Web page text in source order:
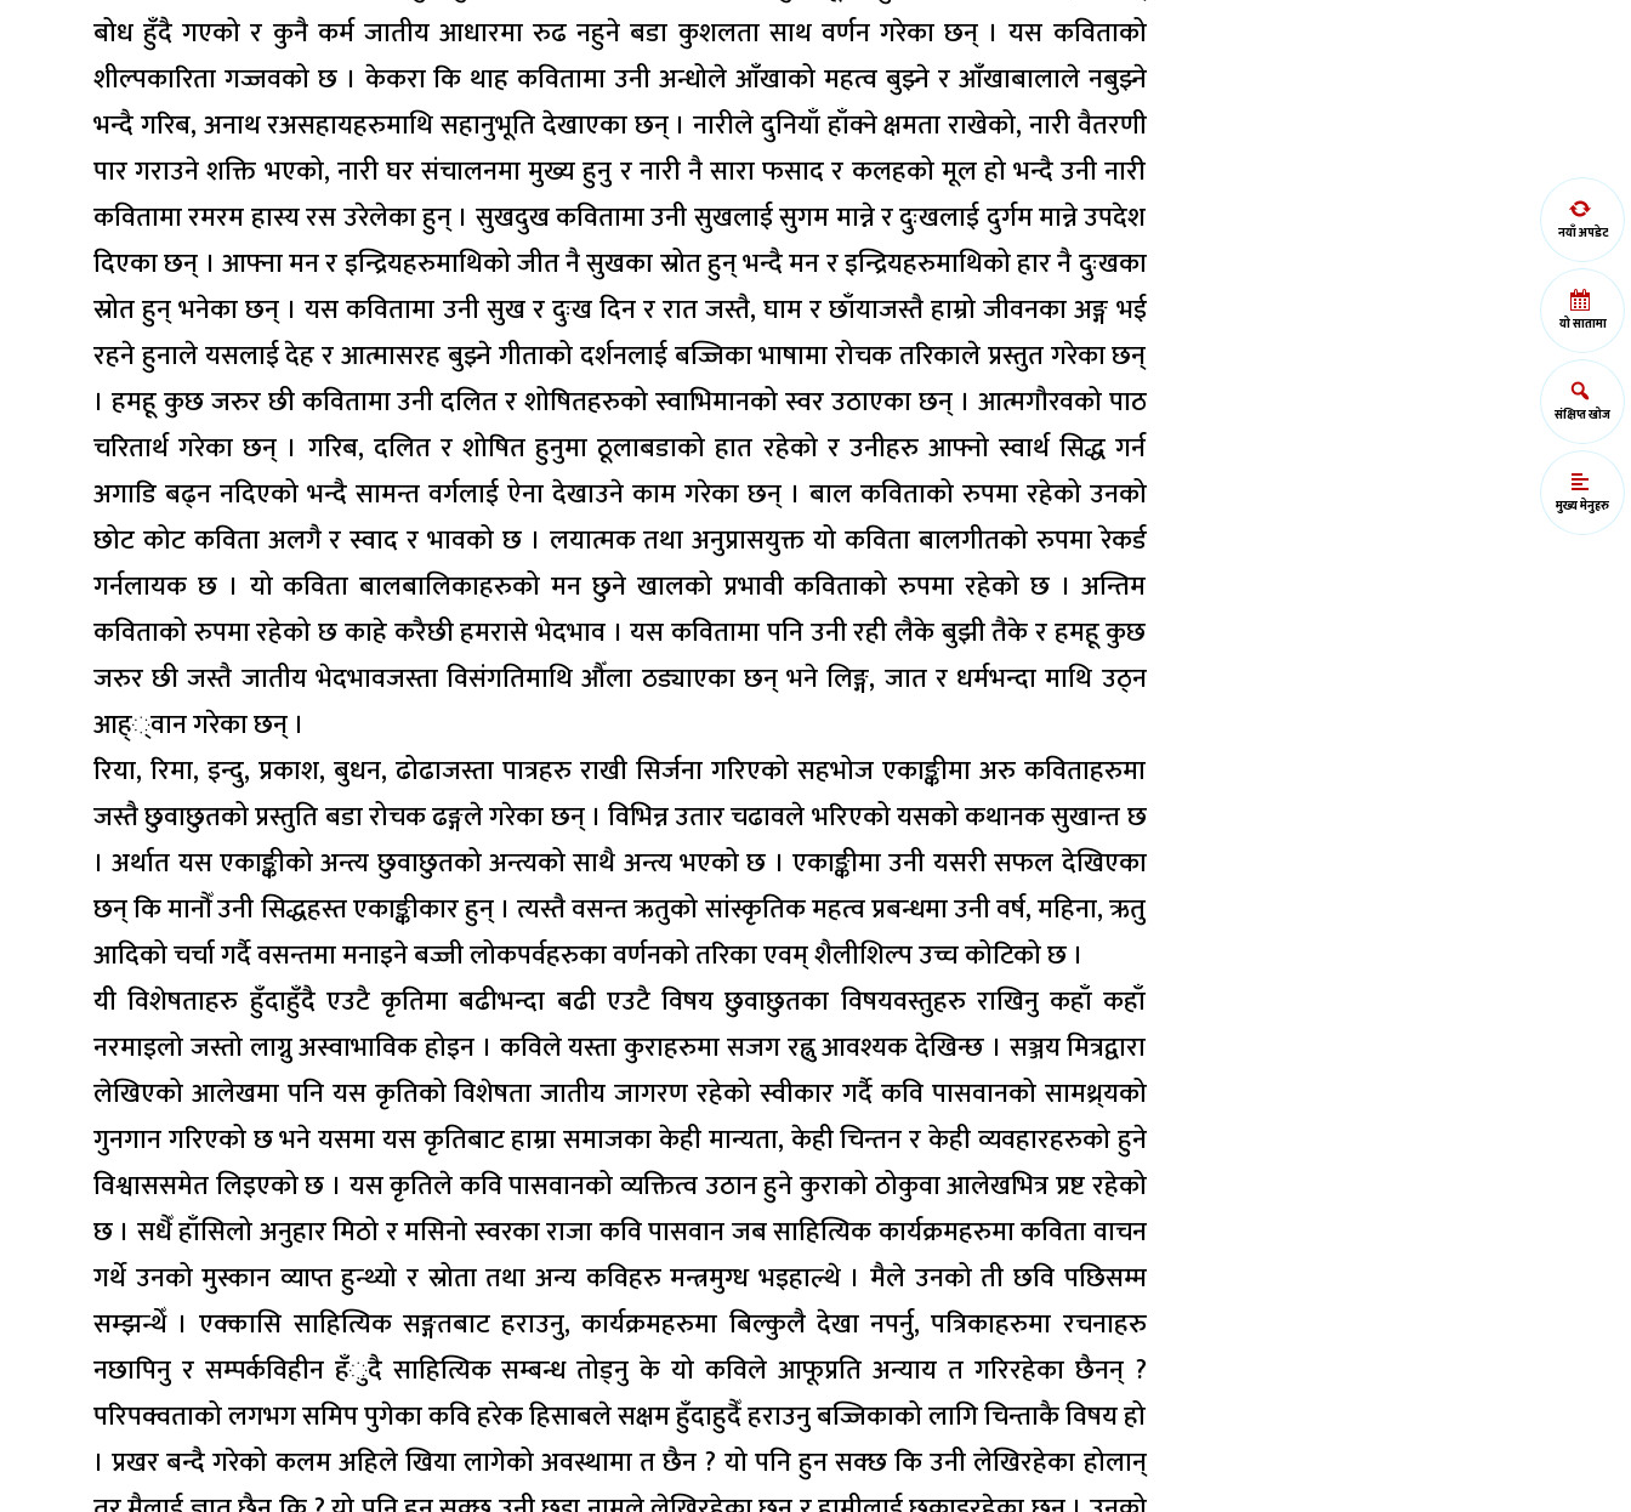
नयाँ अपडेट
यो सातामा
संक्षिप्त खोज
मुख्य मेनुहरु
बोध हुँदै गएको र कुनै कर्म जातीय आधारमा रुढ नहुने बडा कुशलता साथ वर्णन गरेका छन् । यस कविताको
शील्पकारिता गज्जवको छ । केकरा कि थाह कवितामा उनी अन्धोले आँखाको महत्व बुझ्ने र आँखाबालाले नबुझ्ने
भन्दै गरिब, अनाथ रअसहायहरुमाथि सहानुभूति देखाएका छन् । नारीले दुनियाँ हाँक्ने क्षमता राखेको, नारी वैतरणी
पार गराउने शक्ति भएको, नारी घर संचालनमा मुख्य हुनु र नारी नै सारा फसाद र कलहको मूल हो भन्दै उनी नारी
कवितामा रमरम हास्य रस उरेलेका हुन् । सुखदुख कवितामा उनी सुखलाई सुगम मान्ने र दुःखलाई दुर्गम मान्ने उपदेश
दिएका छन् । आफ्ना मन र इन्द्रियहरुमाथिको जीत नै सुखका स्रोत हुन् भन्दै मन र इन्द्रियहरुमाथिको हार नै दुःखका
स्रोत हुन् भनेका छन् । यस कवितामा उनी सुख र दुःख दिन र रात जस्तै, घाम र छाँयाजस्तै हाम्रो जीवनका अङ्ग भई
रहने हुनाले यसलाई देह र आत्मासरह बुझ्ने गीताको दर्शनलाई बज्जिका भाषामा रोचक तरिकाले प्रस्तुत गरेका छन्
। हमहू कुछ जरुर छी कवितामा उनी दलित र शोषितहरुको स्वाभिमानको स्वर उठाएका छन् । आत्मगौरवको पाठ
चरितार्थ गरेका छन् । गरिब, दलित र शोषित हुनुमा ठूलाबडाको हात रहेको र उनीहरु आफ्नो स्वार्थ सिद्ध गर्न
अगाडि बढ्न नदिएको भन्दै सामन्त वर्गलाई ऐना देखाउने काम गरेका छन् । बाल कविताको रुपमा रहेको उनको
छोट कोट कविता अलगै र स्वाद र भावको छ । लयात्मक तथा अनुप्रासयुक्त यो कविता बालगीतको रुपमा रेकर्ड
गर्नलायक छ । यो कविता बालबालिकाहरुको मन छुने खालको प्रभावी कविताको रुपमा रहेको छ । अन्तिम
कविताको रुपमा रहेको छ काहे करैछी हमरासे भेदभाव । यस कवितामा पनि उनी रही लैके बुझी तैके र हमहू कुछ
जरुर छी जस्तै जातीय भेदभावजस्ता विसंगतिमाथि औँला ठड्याएका छन् भने लिङ्ग, जात र धर्मभन्दा माथि उठ्न
आह््वान गरेका छन् ।
रिया, रिमा, इन्दु, प्रकाश, बुधन, ढोढाजस्ता पात्रहरु राखी सिर्जना गरिएको सहभोज एकाङ्कीमा अरु कविताहरुमा
जस्तै छुवाछुतको प्रस्तुति बडा रोचक ढङ्गले गरेका छन् । विभिन्न उतार चढावले भरिएको यसको कथानक सुखान्त छ
। अर्थात यस एकाङ्कीको अन्त्य छुवाछुतको अन्त्यको साथै अन्त्य भएको छ । एकाङ्कीमा उनी यसरी सफल देखिएका
छन् कि मानौँ उनी सिद्धहस्त एकाङ्कीकार हुन् । त्यस्तै वसन्त ऋतुको सांस्कृतिक महत्व प्रबन्धमा उनी वर्ष, महिना, ऋतु
आदिको चर्चा गर्दै वसन्तमा मनाइने बज्जी लोकपर्वहरुका वर्णनको तरिका एवम् शैलीशिल्प उच्च कोटिको छ ।
यी विशेषताहरु हुँदाहुँदै एउटै कृतिमा बढीभन्दा बढी एउटै विषय छुवाछुतका विषयवस्तुहरु राखिनु कहाँ कहाँ
नरमाइलो जस्तो लाग्नु अस्वाभाविक होइन । कविले यस्ता कुराहरुमा सजग रह्नु आवश्यक देखिन्छ । सञ्जय मित्रद्वारा
लेखिएको आलेखमा पनि यस कृतिको विशेषता जातीय जागरण रहेको स्वीकार गर्दै कवि पासवानको सामथ्र्यको
गुनगान गरिएको छ भने यसमा यस कृतिबाट हाम्रा समाजका केही मान्यता, केही चिन्तन र केही व्यवहारहरुको हुने
विश्वाससमेत लिइएको छ । यस कृतिले कवि पासवानको व्यक्तित्व उठान हुने कुराको ठोकुवा आलेखभित्र प्रष्ट रहेको
छ । सधैँ हाँसिलो अनुहार मिठो र मसिनो स्वरका राजा कवि पासवान जब साहित्यिक कार्यक्रमहरुमा कविता वाचन
गर्थे उनको मुस्कान व्याप्त हुन्थ्यो र स्रोता तथा अन्य कविहरु मन्त्रमुग्ध भइहाल्थे । मैले उनको ती छवि पछिसम्म
सम्झन्थेँ । एक्कासि साहित्यिक सङ्गतबाट हराउनु, कार्यक्रमहरुमा बिल्कुलै देखा नपर्नु, पत्रिकाहरुमा रचनाहरु
नछापिनु र सम्पर्कविहीन हँुदै साहित्यिक सम्बन्ध तोड्नु के यो कविले आफूप्रति अन्याय त गरिरहेका छैनन् ?
परिपक्वताको लगभग समिप पुगेका कवि हरेक हिसाबले सक्षम हुँदाहुदैँ हराउनु बज्जिकाको लागि चिन्ताकै विषय हो
। प्रखर बन्दै गरेको कलम अहिले खिया लागेको अवस्थामा त छैन ? यो पनि हुन सक्छ कि उनी लेखिरहेका होलान्